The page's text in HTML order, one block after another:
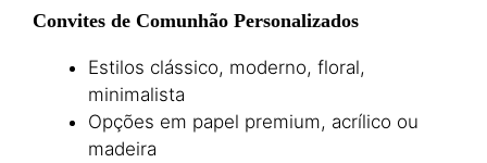
Convites de Comunhão Personalizados
Estilos clássico, moderno, floral,
minimalista
Opções em papel premium, acrílico ou
madeira